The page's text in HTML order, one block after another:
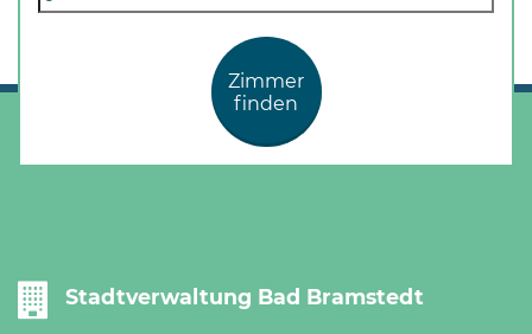
Zimmer
finden
Stadtverwaltung Bad Bramstedt